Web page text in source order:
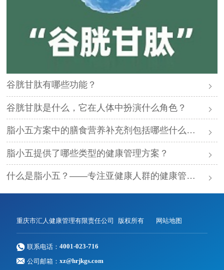
谷胱甘肽有哪些功能？
谷胱甘肽是什么，它在人体中扮演什么角色？
脂小五方案中的膳食营养补充剂包括哪些什么成分？
脂小五提供了哪些类型的健康管理方案？
什么是脂小五？——专注亚健康人群的健康管理方案
重庆市汇人健康管理有限责任公司 版权所有 网站地图
联系电话： 4001-023-716
公司邮箱： xz@hrjkgs.com